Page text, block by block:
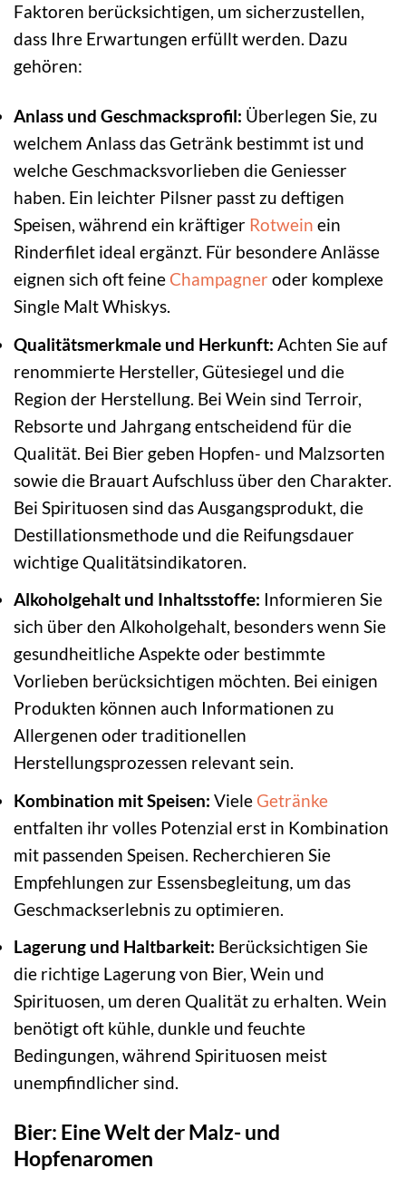
Faktoren berücksichtigen, um sicherzustellen,
dass Ihre Erwartungen erfüllt werden. Dazu
gehören:
Anlass und Geschmacksprofil: Überlegen Sie, zu
welchem Anlass das Getränk bestimmt ist und
welche Geschmacksvorlieben die Geniesser
haben. Ein leichter Pilsner passt zu deftigen
Speisen, während ein kräftiger Rotwein ein
Rinderfilet ideal ergänzt. Für besondere Anlässe
eignen sich oft feine Champagner oder komplexe
Single Malt Whiskys.
Qualitätsmerkmale und Herkunft: Achten Sie auf
renommierte Hersteller, Gütesiegel und die
Region der Herstellung. Bei Wein sind Terroir,
Rebsorte und Jahrgang entscheidend für die
Qualität. Bei Bier geben Hopfen- und Malzsorten
sowie die Brauart Aufschluss über den Charakter.
Bei Spirituosen sind das Ausgangsprodukt, die
Destillationsmethode und die Reifungsdauer
wichtige Qualitätsindikatoren.
Alkoholgehalt und Inhaltsstoffe: Informieren Sie
sich über den Alkoholgehalt, besonders wenn Sie
gesundheitliche Aspekte oder bestimmte
Vorlieben berücksichtigen möchten. Bei einigen
Produkten können auch Informationen zu
Allergenen oder traditionellen
Herstellungsprozessen relevant sein.
Kombination mit Speisen: Viele Getränke
entfalten ihr volles Potenzial erst in Kombination
mit passenden Speisen. Recherchieren Sie
Empfehlungen zur Essensbegleitung, um das
Geschmackserlebnis zu optimieren.
Lagerung und Haltbarkeit: Berücksichtigen Sie
die richtige Lagerung von Bier, Wein und
Spirituosen, um deren Qualität zu erhalten. Wein
benötigt oft kühle, dunkle und feuchte
Bedingungen, während Spirituosen meist
unempfindlicher sind.
Bier: Eine Welt der Malz- und
Hopfenaromen